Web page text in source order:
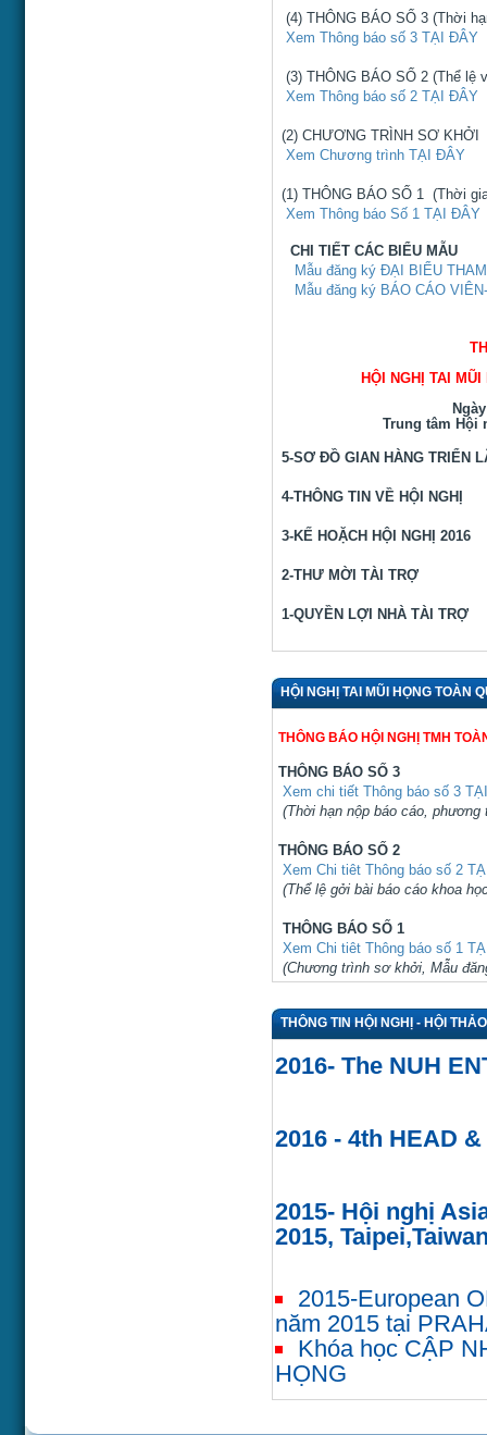
(4) THÔNG BÁO SỐ 3 (Thời
Xem Thông báo số 3 TẠI ĐÂY
(3) THÔNG BÁO SỐ 2 (Thể lệ
Xem Thông báo số 2 TẠI ĐÂY
(2) CHƯƠNG TRÌNH SƠ KHỞI
Xem Chương trình TẠI ĐÂY
(1) THÔNG BÁO
Xem Thông báo Số 1 TẠI ĐÂY
CHI TIẾT CÁC BIỂU MẪU
Mẫu đăng ký ĐẠI BIỂU
Mẫu đăng ký BÁO CÁO
HỘI NGHỊ TAI
Trung tâm Hội
5-SƠ ĐỒ GIAN HÀNG TRIỂN
4-THÔNG TIN VỀ HỘI
3-KẾ HOẶCH HỘI NGHỊ 2016
2-THƯ MỜI TÀI TRỢ
1-QUYỀN LỢI NHÀ TÀI TRỢ
HỘI NGHỊ TAI MŨI HỌNG TOÀN
THÔNG BÁO HỘI NGHỊ TMH
THÔNG BÁO SỐ 3
Xem chi tiết Thông báo số 3
(Thời hạn nộp báo cáo, phương
THÔNG BÁO SỐ 2
Xem Chi tiêt Thông báo số 2
(Thể lệ gởi bài báo cáo khoa
THÔNG BÁO SỐ 1
Xem Chi tiêt Thông báo số 1
(Chương trình sơ khởi, Mẫu
THÔNG TIN HỘI NGHỊ - HỘI THẢO
2016- The NUH
2016 - 4th HEAD
2015- Hội nghị
2015,
2015-European
năm 2015 tại
Khóa học CẬP
HỌNG